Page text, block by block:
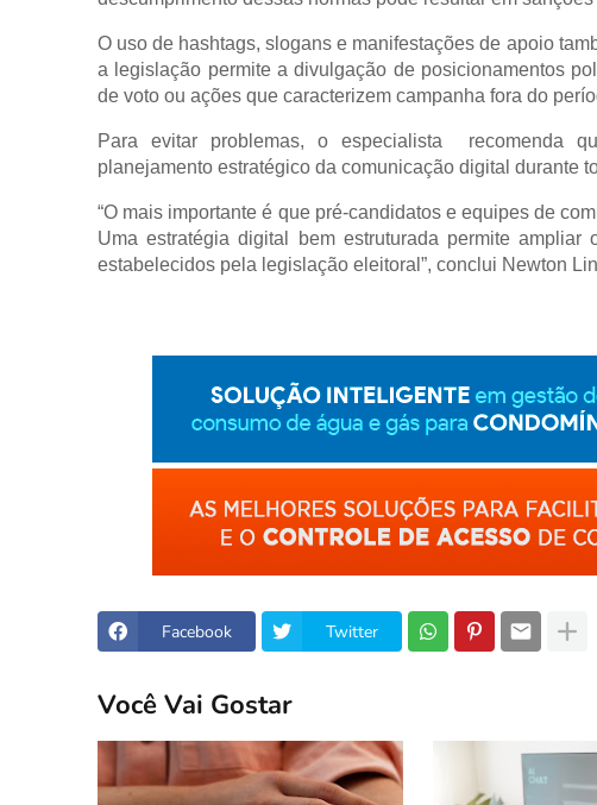
O uso de hashtags, slogans e manifestações de apoio
a legislação permite a divulgação de posicionamentos
de voto ou ações que caracterizem campanha fora do
Para evitar problemas, o especialista  recomenda
planejamento estratégico da comunicação digital durante
“O mais importante é que pré-candidatos e equipes de
Uma estratégia digital bem estruturada permite
estabelecidos pela legislação eleitoral”, conclui Newton
Facebook Twitter
Você Vai Gostar